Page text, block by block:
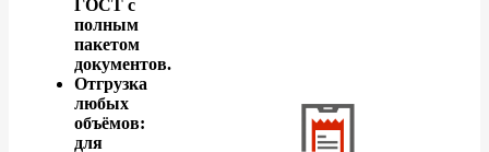
ГОСТ с
полным
пакетом
документов.
Отгрузка
любых
объёмов:
для